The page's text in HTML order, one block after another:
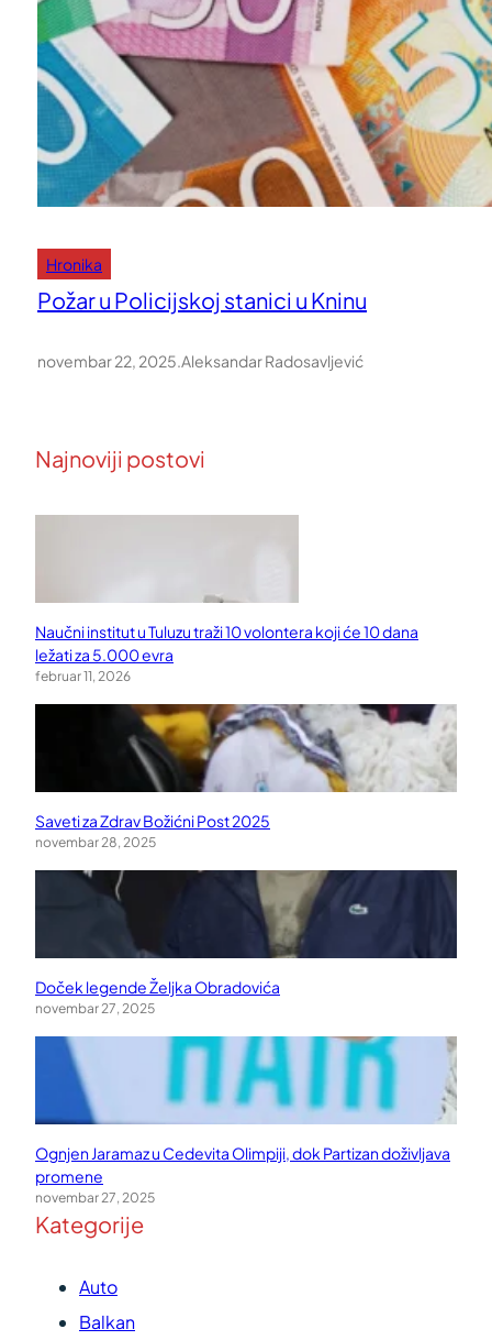
Hronika
Požar u Policijskoj stanici u Kninu
novembar 22, 2025.Aleksandar Radosavljević
Najnoviji postovi
Naučni institut u Tuluzu traži 10 volontera koji će 10 dana
ležati za 5.000 evra
februar 11, 2026
Saveti za Zdrav Božićni Post 2025
novembar 28, 2025
Doček legende Željka Obradovića
novembar 27, 2025
Ognjen Jaramaz u Cedevita Olimpiji, dok Partizan doživljava
promene
novembar 27, 2025
Kategorije
Auto
Balkan